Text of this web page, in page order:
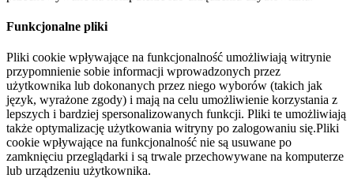
Funkcjonalne pliki
Pliki cookie wpływające na funkcjonalność umożliwiają witrynie
przypomnienie sobie informacji wprowadzonych przez
użytkownika lub dokonanych przez niego wyborów (takich jak
język, wyrażone zgody) i mają na celu umożliwienie korzystania z
lepszych i bardziej spersonalizowanych funkcji. Pliki te umożliwiają
także optymalizację użytkowania witryny po zalogowaniu się.Pliki
cookie wpływające na funkcjonalność nie są usuwane po
zamknięciu przeglądarki i są trwale przechowywane na komputerze
lub urządzeniu użytkownika.